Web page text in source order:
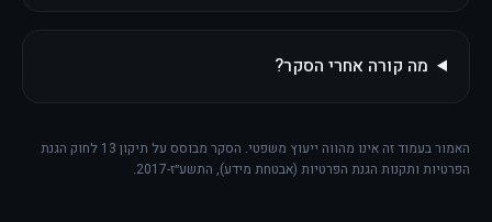
מה קורה אחרי הסקר?
האמור בעמוד זה אינו מהווה ייעוץ משפטי. הסקר מבוסס על תיקון 13 לחוק הגנת
הפרטיות ותקנות הגנת הפרטיות (אבטחת מידע), התשע״ז-2017.